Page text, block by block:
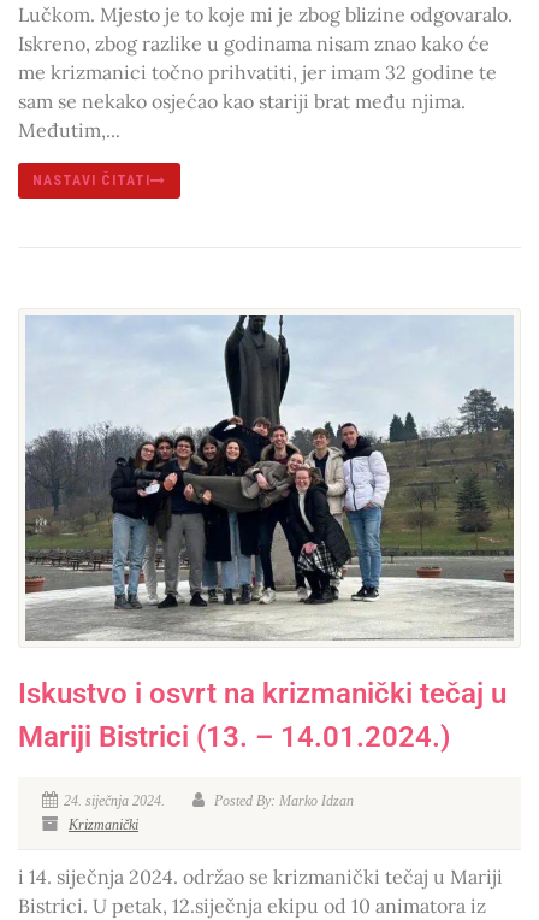
Lučkom. Mjesto je to koje mi je zbog blizine odgovaralo.
Iskreno, zbog razlike u godinama nisam znao kako će
me krizmanici točno prihvatiti, jer imam 32 godine te
sam se nekako osjećao kao stariji brat među njima.
Međutim,...
NASTAVI ČITATI
Iskustvo i osvrt na krizmanički tečaj u
Mariji Bistrici (13. – 14.01.2024.)
24. siječnja 2024.
Posted By: Marko Idzan
Krizmanički
i 14. siječnja 2024. održao se krizmanički tečaj u Mariji
Bistrici. U petak, 12.siječnja ekipu od 10 animatora iz